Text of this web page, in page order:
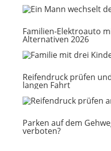
Familien-Elektroauto
Alternativen 2026
Reifendruck prüfen
langen Fahrt
Parken auf dem
verboten?